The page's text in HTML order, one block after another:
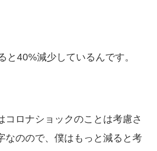
と40%減少しているんです。
コロナショックのことは考慮さ
なのので、僕はもっと減ると考